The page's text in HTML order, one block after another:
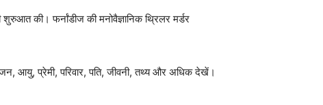
की। फर्नांडीज की मनोवैज्ञानिक थ्रिलर मर्डर
आयु, प्रेमी, परिवार, पति, जीवनी, तथ्य और अधिक देखें।